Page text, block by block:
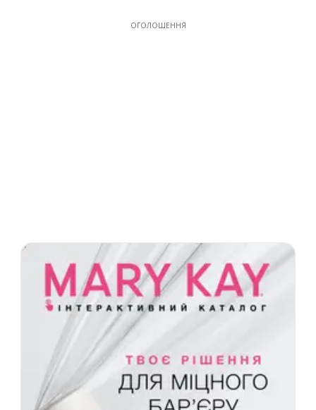
ОГОЛОШЕННЯ